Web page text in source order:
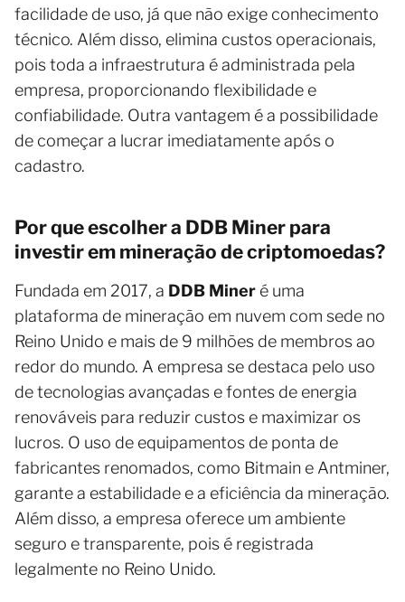
facilidade de uso, já que não exige conhecimento
técnico. Além disso, elimina custos operacionais,
pois toda a infraestrutura é administrada pela
empresa, proporcionando flexibilidade e
confiabilidade. Outra vantagem é a possibilidade
de começar a lucrar imediatamente após o
cadastro.
Por que escolher a DDB Miner para
investir em mineração de criptomoedas?
Fundada em 2017, a DDB Miner é uma
plataforma de mineração em nuvem com sede no
Reino Unido e mais de 9 milhões de membros ao
redor do mundo. A empresa se destaca pelo uso
de tecnologias avançadas e fontes de energia
renováveis para reduzir custos e maximizar os
lucros. O uso de equipamentos de ponta de
fabricantes renomados, como Bitmain e Antminer,
garante a estabilidade e a eficiência da mineração.
Além disso, a empresa oferece um ambiente
seguro e transparente, pois é registrada
legalmente no Reino Unido.